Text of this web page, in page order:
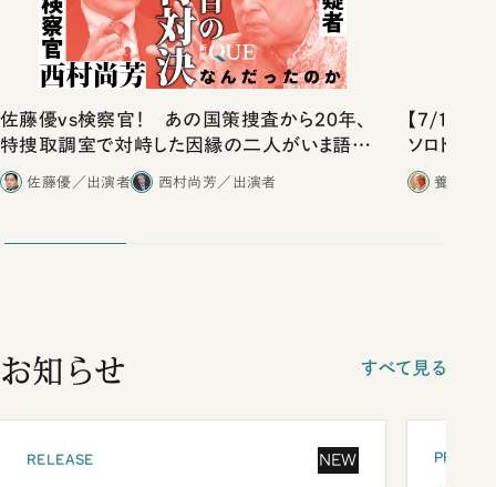
佐藤優vs検察官！ あの国策捜査から20年、
特捜取調室で対峙した因縁の二人がいま語り
合ったこと
佐藤優／出演者 西村尚芳／出演者
【7/11開
ソロトーク
養老孟司
お知らせ すべて見る
RELEASE NEW